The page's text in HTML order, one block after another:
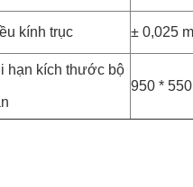
kính trục ± 0,025
hạn kích thước bộ
950 *